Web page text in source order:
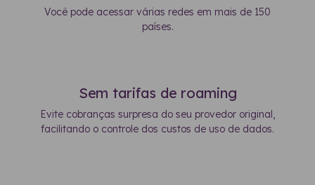
Você pode acessar várias redes em mais de 150
países.
Sem tarifas de roaming
Evite cobranças surpresa do seu provedor original,
facilitando o controle dos custos de uso de dados.